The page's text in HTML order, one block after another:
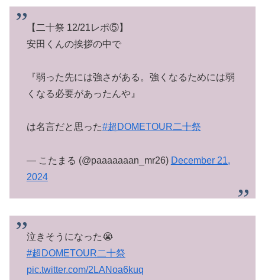
【二十祭 12/21レポ⑤】
安田くんの挨拶の中で
『弱った先には強さがある。強くなるためには弱
くなる必要があったんや』
は名言だと思った#超DOMETOUR二十祭
— こたまる (@paaaaaaan_mr26) December 21,
2024
泣きそうになった😭
#超DOMETOUR二十祭
pic.twitter.com/2LANoa6kuq